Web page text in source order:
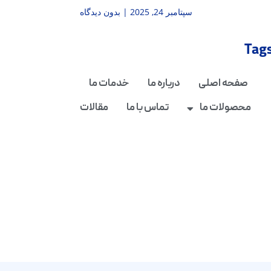
سپتامبر 24, 2025 بدون دیدگاه
صفحه اصلی درباره ما
خدمات ما
محصولات ما
تماس با ما مقالات